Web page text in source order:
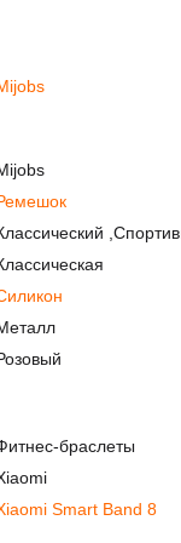
,
браслеты
Smart Band 8